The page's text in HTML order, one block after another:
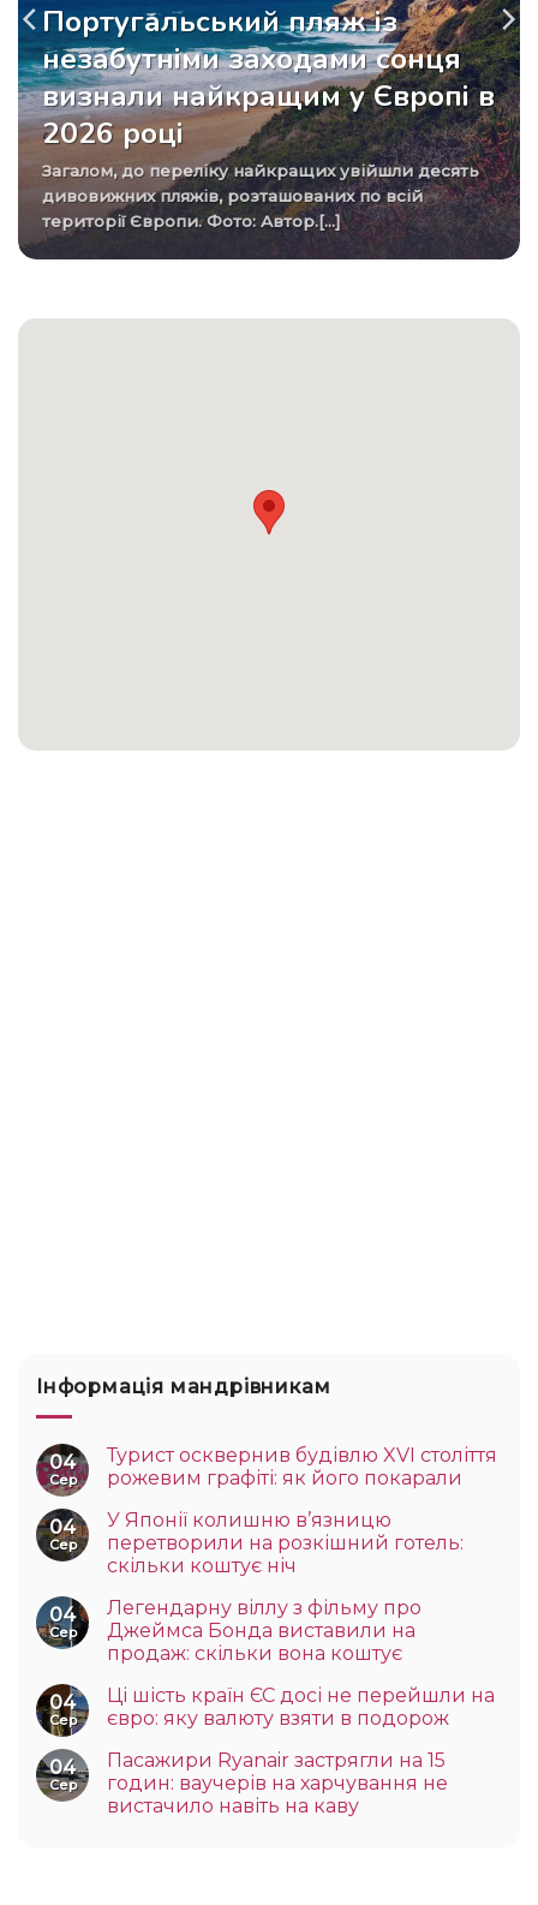
Португальський пляж із
незабутніми заходами сонця
визнали найкращим у Європі в
2026 році
Загалом, до переліку найкращих увійшли десять
дивовижних пляжів, розташованих по всій
території Європи. Фото: Автор.[...]
Інформація мандрівникам
04
Сер
Турист осквернив будівлю XVI століття
рожевим графіті: як його покарали
04
Сер
У Японії колишню в’язницю
перетворили на розкішний готель:
скільки коштує ніч
04
Сер
Легендарну віллу з фільму про
Джеймса Бонда виставили на
продаж: скільки вона коштує
04
Сер
Ці шість країн ЄС досі не перейшли на
євро: яку валюту взяти в подорож
04
Сер
Пасажири Ryanair застрягли на 15
годин: ваучерів на харчування не
вистачило навіть на каву